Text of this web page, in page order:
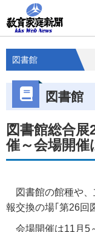
図書館
図書館
図書館総合
催～会場開催
図書館の館種や
報交換の場｢第26回
会場開催は11月